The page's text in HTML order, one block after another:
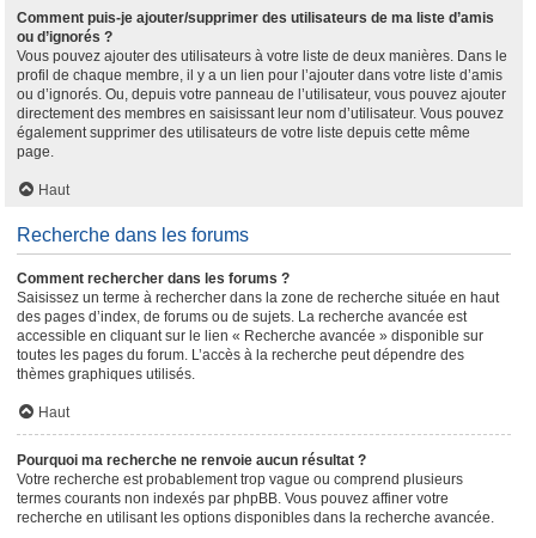
Comment puis-je ajouter/supprimer des utilisateurs de ma liste d’amis
ou d’ignorés ?
Vous pouvez ajouter des utilisateurs à votre liste de deux manières. Dans le
profil de chaque membre, il y a un lien pour l’ajouter dans votre liste d’amis
ou d’ignorés. Ou, depuis votre panneau de l’utilisateur, vous pouvez ajouter
directement des membres en saisissant leur nom d’utilisateur. Vous pouvez
également supprimer des utilisateurs de votre liste depuis cette même
page.
Haut
Recherche dans les forums
Comment rechercher dans les forums ?
Saisissez un terme à rechercher dans la zone de recherche située en haut
des pages d’index, de forums ou de sujets. La recherche avancée est
accessible en cliquant sur le lien « Recherche avancée » disponible sur
toutes les pages du forum. L’accès à la recherche peut dépendre des
thèmes graphiques utilisés.
Haut
Pourquoi ma recherche ne renvoie aucun résultat ?
Votre recherche est probablement trop vague ou comprend plusieurs
termes courants non indexés par phpBB. Vous pouvez affiner votre
recherche en utilisant les options disponibles dans la recherche avancée.